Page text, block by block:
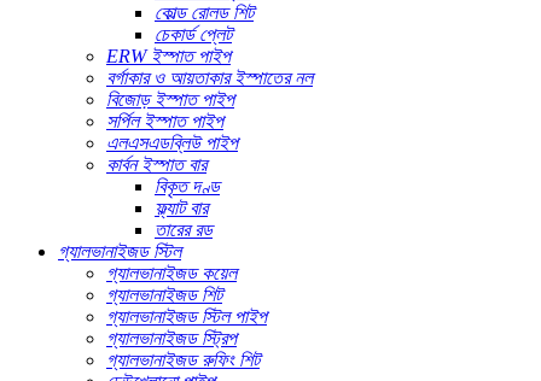
কোল্ড রোলড শিট
চেকার্ড প্লেট
ERW ইস্পাত পাইপ
বর্গাকার ও আয়তাকার ইস্পাতের নল
বিজোড় ইস্পাত পাইপ
সর্পিল ইস্পাত পাইপ
এলএসএডব্লিউ পাইপ
কার্বন ইস্পাত বার
বিকৃত দণ্ড
ফ্ল্যাট বার
তারের রড
গ্যালভানাইজড স্টিল
গ্যালভানাইজড কয়েল
গ্যালভানাইজড শিট
গ্যালভানাইজড স্টিল পাইপ
গ্যালভানাইজড স্ট্রিপ
গ্যালভানাইজড রুফিং শিট